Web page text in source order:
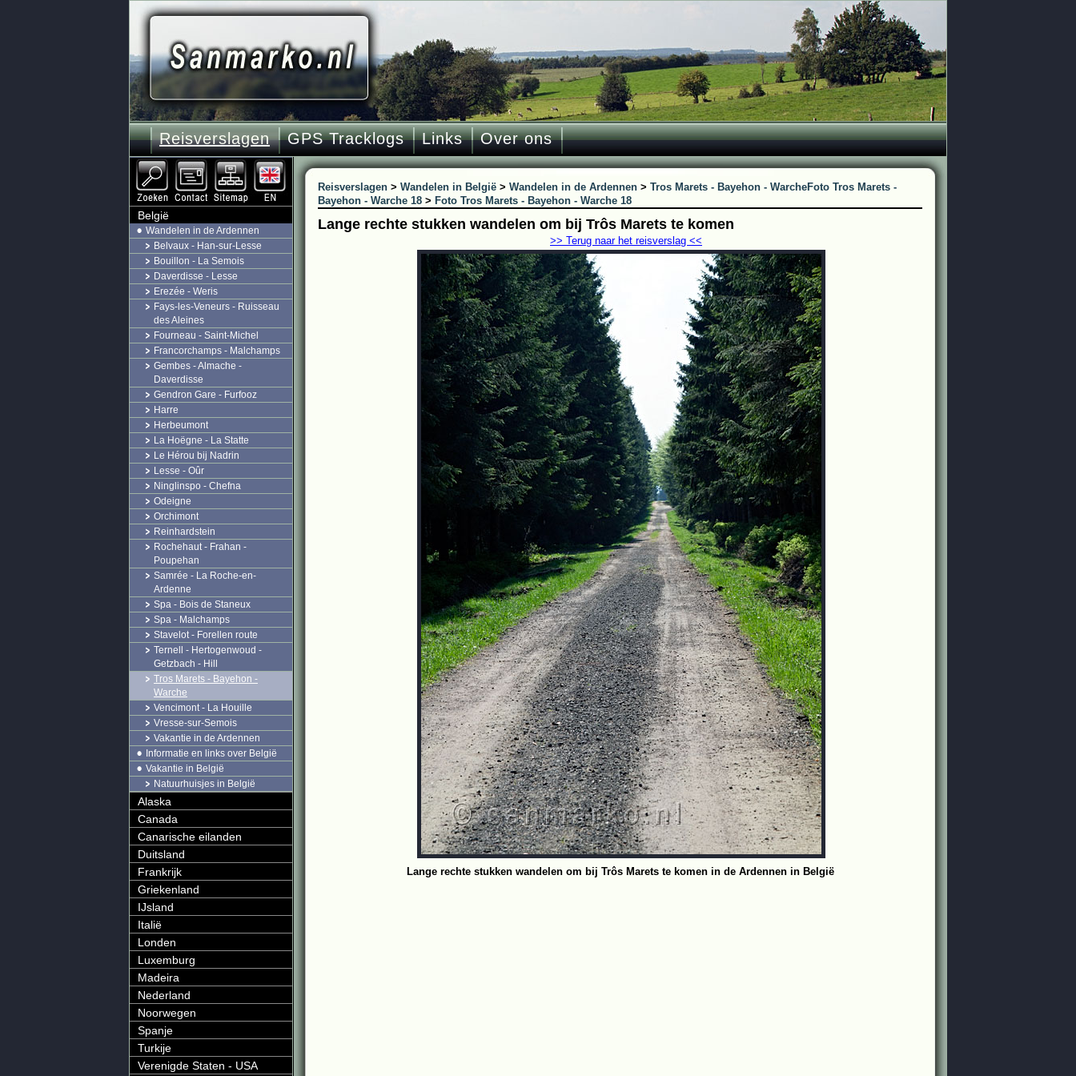
Reisverslagen GPS Tracklogs Links Over ons
Reisverslagen > Wandelen in België > Wandelen in de Ardennen > Tros Marets - Bayehon - WarcheFoto Tros Marets -
Bayehon - Warche 18 > Foto Tros Marets - Bayehon - Warche 18
Lange rechte stukken wandelen om bij Trôs Marets te komen
>> Terug naar het reisverslag <<
Lange rechte stukken wandelen om bij Trôs Marets te komen in de Ardennen in België
België
Wandelen in de Ardennen
Belvaux - Han-sur-Lesse
Bouillon - La Semois
Daverdisse - Lesse
Erezée - Weris
Fays-les-Veneurs - Ruisseau
des Aleines
Fourneau - Saint-Michel
Francorchamps - Malchamps
Gembes - Almache -
Daverdisse
Gendron Gare - Furfooz
Harre
Herbeumont
La Hoëgne - La Statte
Le Hérou bij Nadrin
Lesse - Oûr
Ninglinspo - Chefna
Odeigne
Orchimont
Reinhardstein
Rochehaut - Frahan -
Poupehan
Samrée - La Roche-en-
Ardenne
Spa - Bois de Staneux
Spa - Malchamps
Stavelot - Forellen route
Ternell - Hertogenwoud -
Getzbach - Hill
Tros Marets - Bayehon -
Warche
Vencimont - La Houille
Vresse-sur-Semois
Vakantie in de Ardennen
Informatie en links over België
Vakantie in België
Natuurhuisjes in België
Alaska
Canada
Canarische eilanden
Duitsland
Frankrijk
Griekenland
IJsland
Italië
Londen
Luxemburg
Madeira
Nederland
Noorwegen
Spanje
Turkije
Verenigde Staten - USA